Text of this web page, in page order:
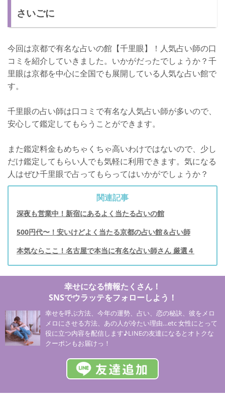
さいごに
今回は京都で有名な占いの館【千里眼】！人気占い師の口
コミを紹介していきました。いかがだったでしょうか？千
里眼は京都を中心に全国でも展開している人気な占い館で
す。
千里眼の占い師は口コミで有名な人気占い師が多いので、
安心して鑑定してもらうことができます。
また鑑定料金もめちゃくちゃ高いわけではないので、少し
だけ鑑定してもらい人でも気軽に利用できます。気になる
人はぜひ千里眼で占ってもらってはいかがでしょうか？
関連記事
深夜も営業中！新宿にあるよく当たる占いの館
500円代〜！安いけどよく当たる京都の占い館＆占い師
本気ならここ！名古屋で本当に有名な占い師さん 厳選４
幸せになる情報たくさん！
SNSでウラッテをフォローしよう！
幸せを呼ぶ方法、今年の運勢、占い、恋の秘訣、彼をメロ
メロにさせる方法、あの人が冷たい理由…etc 女性にとって
役に立つ内容を配信します♪LINEの友達になるとオトクな
クーポンもお届けっ！